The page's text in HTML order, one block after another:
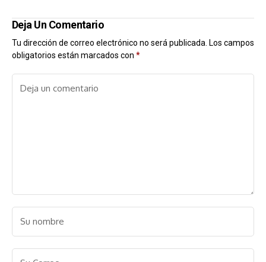
Deja Un Comentario
Tu dirección de correo electrónico no será publicada. Los campos
obligatorios están marcados con *